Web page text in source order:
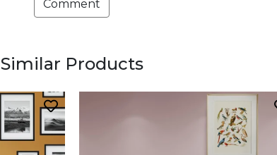
Comment
Similar Products